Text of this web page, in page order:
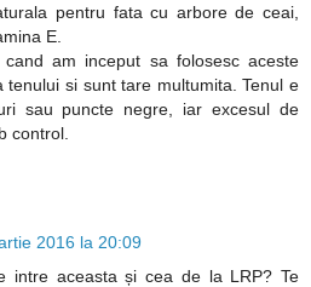
pentru fata cu arbore de ceai,
E.
am inceput sa folosesc aceste
tenului si sunt tare multumita. Tenul e
sau puncte negre, iar excesul de
control.
2016 la 20:09
intre aceasta și cea de la LRP? Te